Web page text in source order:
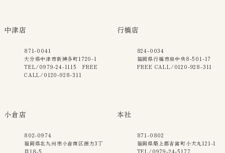
中津店
871-0041
大分県中津市新博多町1720-1
TEL/0979-24-1115 FREE
CALL/0120-928-311
行橋店
824-0034
福岡県行橋市泉中央8-501-17
FREE CALL/0120-928-311
小倉店
802-0974
福岡県北九州市小倉南区徳力3丁
目18-5
本社
871-0802
福岡県築上郡吉富町小犬丸121-1
TEL/0979-24-5177